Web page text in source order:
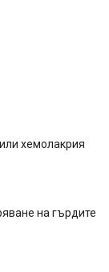
хемолакрия
на гърдите